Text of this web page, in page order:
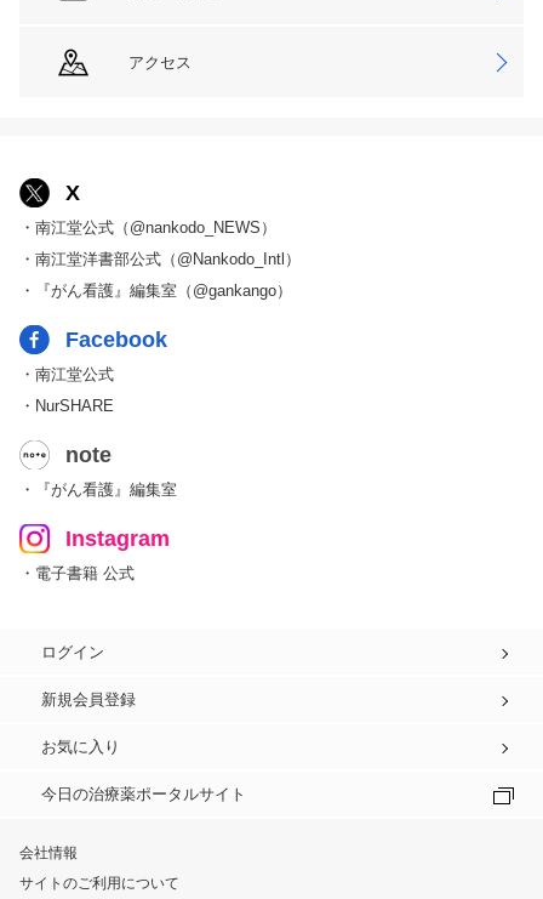
アクセス
X
・南江堂公式（@nankodo_NEWS）
・南江堂洋書部公式（@Nankodo_Intl）
・『がん看護』編集室（@gankango）
Facebook
・南江堂公式
・NurSHARE
note
・『がん看護』編集室
Instagram
・電子書籍 公式
ログイン
新規会員登録
お気に入り
今日の治療薬ポータルサイト
会社情報
サイトのご利用について